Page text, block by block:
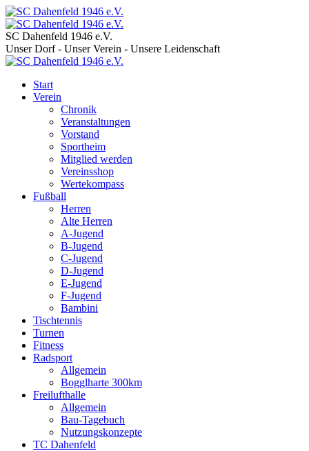
SC Dahenfeld 1946 e.V.
Unser Dorf - Unser Verein - Unsere Leidenschaft
Start
Verein
Chronik
Veranstaltungen
Vorstand
Sportheim
Mitglied werden
Vereinsshop
Wertekompass
Fußball
Herren
Alte Herren
A-Jugend
B-Jugend
C-Jugend
D-Jugend
E-Jugend
F-Jugend
Bambini
Tischtennis
Turnen
Fitness
Radsport
Allgemein
Bogglharte 300km
Freilufthalle
Allgemein
Bau-Tagebuch
Nutzungskonzepte
TC Dahenfeld